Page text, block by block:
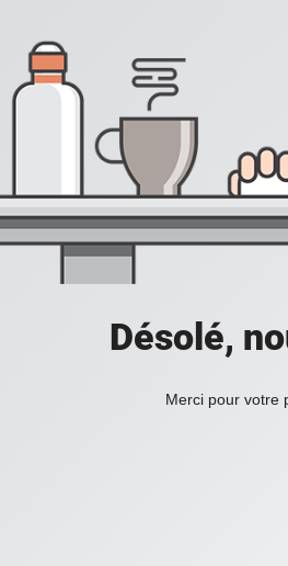
Désolé,
Merci pour votre